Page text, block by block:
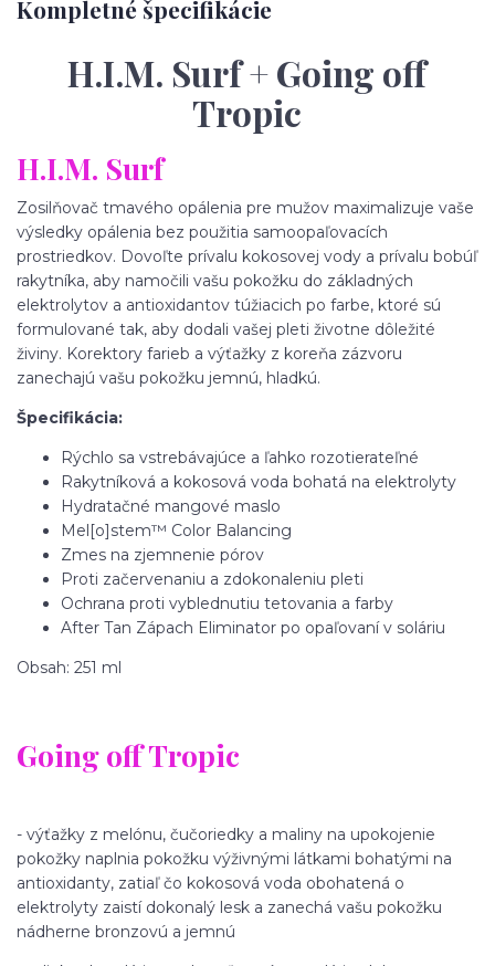
Kompletné špecifikácie
H.I.M. Surf + Going off
Tropic
H.I.M. Surf
Zosilňovač tmavého opálenia pre mužov maximalizuje vaše
výsledky opálenia bez použitia samoopaľovacích
prostriedkov. Dovoľte prívalu kokosovej vody a prívalu bobúľ
rakytníka, aby namočili vašu pokožku do základných
elektrolytov a antioxidantov túžiacich po farbe, ktoré sú
formulované tak, aby dodali vašej pleti životne dôležité
živiny. Korektory farieb a výťažky z koreňa zázvoru
zanechajú vašu pokožku jemnú, hladkú.
Špecifikácia:
Rýchlo sa vstrebávajúce a ľahko rozotierateľné
Rakytníková a kokosová voda bohatá na elektrolyty
Hydratačné mangové maslo
Mel[o]stem™ Color Balancing
Zmes na zjemnenie pórov
Proti začervenaniu a zdokonaleniu pleti
Ochrana proti vyblednutiu tetovania a farby
After Tan Zápach Eliminator po opaľovaní v soláriu
Obsah: 251 ml
Going off Tropic
- výťažky z melónu, čučoriedky a maliny na upokojenie
pokožky naplnia pokožku výživnými látkami bohatými na
antioxidanty, zatiaľ čo kokosová voda obohatená o
elektrolyty zaistí dokonalý lesk a zanechá vašu pokožku
nádherne bronzovú a jemnú